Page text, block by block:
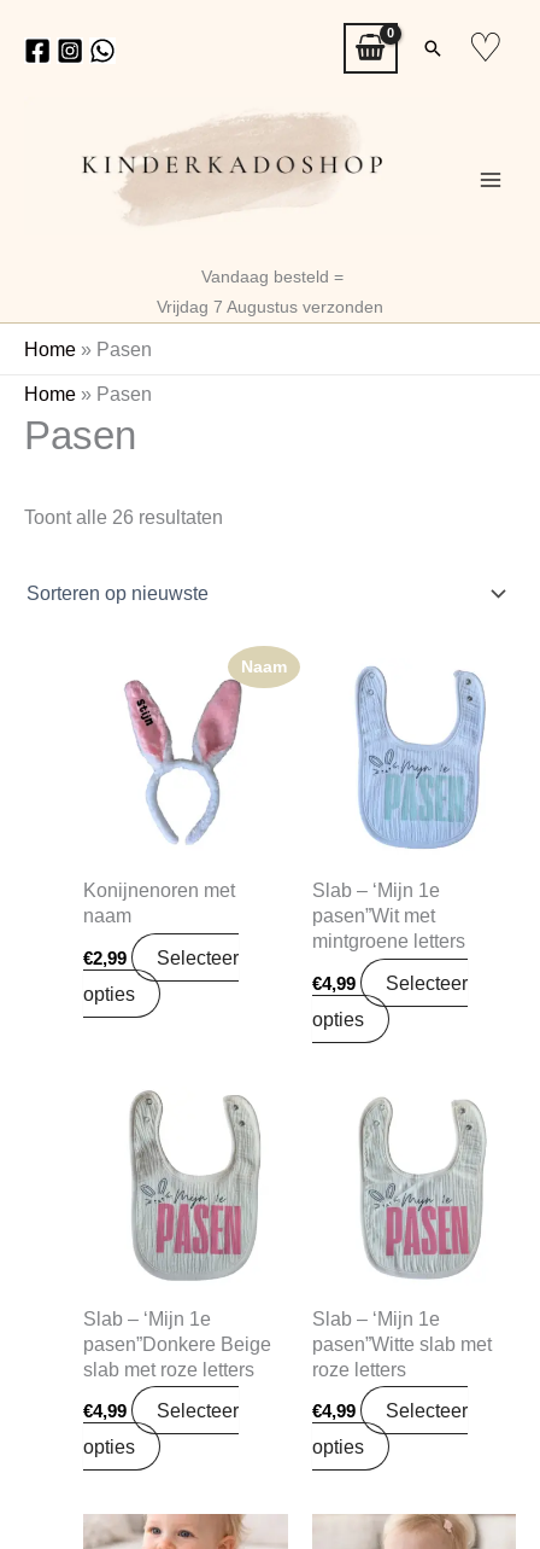
naar
Zoeken
♡
Vandaag besteld =
Vrijdag 7 Augustus verzonden
Home » Pasen
Home » Pasen
Pasen
Toont alle 26 resultaten
Naam
Konijnenoren met
naam
€2,99
Selecteer
opties
Slab – ‘Mijn 1e
pasen”Wit met
mintgroene letters
€4,99
Selecteer
opties
Slab – ‘Mijn 1e
pasen”Donkere Beige
slab met roze letters
€4,99
Selecteer
opties
Slab – ‘Mijn 1e
pasen”Witte slab met
roze letters
€4,99
Selecteer
opties